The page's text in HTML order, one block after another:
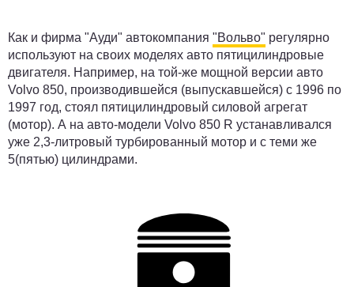
Как и фирма "Ауди" автокомпания "Вольво" регулярно
используют на своих моделях авто пятицилиндровые
двигателя. Например, на той-же мощной версии авто
Volvo 850, производившейся (выпускавшейся) с 1996 по
1997 год, стоял пятицилиндровый силовой агрегат
(мотор). А на авто-модели Volvo 850 R устанавливался
уже 2,3-литровый турбированный мотор и с теми же
5(пятью) цилиндрами.